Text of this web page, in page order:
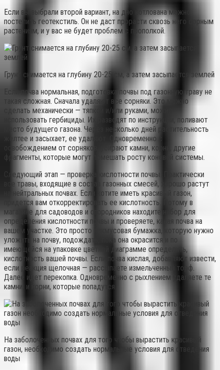
Если вы выбрали второй вариант, на дно котлована можно
постелить геотекстиль. Он не даст прорасти сквозь него сорным
растениям, и у вас не будет проблем с прополкой.
Грунт снимается на глубину 20-25 см, а затем засыпается землей
Если почва нормальная, подготовка почвы под газонную траву не
такая сложная. Сначала удаляют все сорняки. Это можно
сделать механически — тяпкой и/или руками, можно
использовать гербициды. Их разводят по инструкции, поливают
место будущего газона. Через несколько дней растительность
желтее и засыхает, ее удаляют. Одновременно с
освобождением от сорняков, убирают камни, корни, другие
фрагменты, которые могут помешать росту коневой системы.
Следующий этап — проверка кислотности почвы. Практически
все травы, входящие в состав газонных смесей, хорошо растут
на нейтральных почвах. Если хотите иметь красивый газон,
придется вам откорректировать ее кислотность. Потому в
магазине для садоводов и огородников находите набор для
определения кислотности почвы и проверяете, какая почва на
вашем участке. Это просто лакмусовая бумажка, которую нужно
уложить на почву, подождать, пока она окрасится и по
имеющейся на упаковке цветной диаграмме определить,
кислотность вашей почвы. Если почва кислая, добавляют извести,
если реакция щелочная — рассыпаете измельченный торф.
Далее идет перекопка. Одновременно с рыхлением удаляете те
камни, и корни, которые попадутся.
На заболоченных почвах для того чтобы вырастить красивый
газон, необходимо создать нормальные условия для отведения
воды